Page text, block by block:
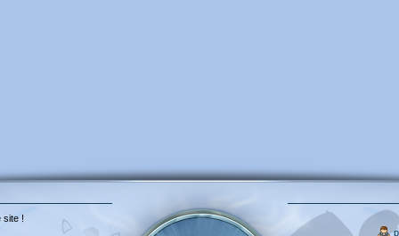
site !